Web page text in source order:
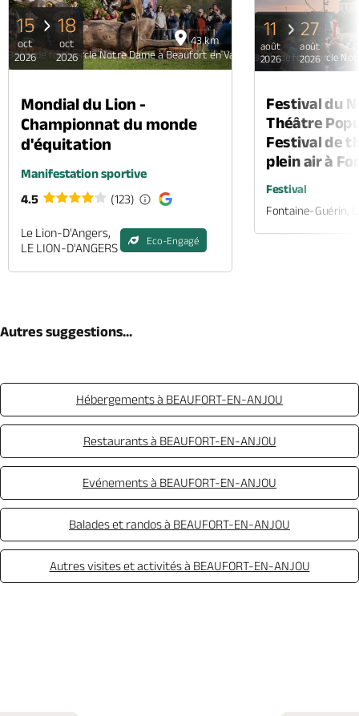
43 km
Boule de fort cercle Notre Dame à Beaufort en Vallée
15
oct
2026
18
oct
2026
Mondial du Lion -
Championnat du monde
d'équitation
Manifestation sportive
4.5
(123)
Le Lion-D'Angers,
LE LION-D'ANGERS
Eco-Engagé
Boule de fort cercle
11
août
2026
27
août
2026
Festival du
Théâtre
Festival de
plein air à
Festival
Fontaine-Guérin,
Autres suggestions...
Hébergements à BEAUFORT-EN-ANJOU
Restaurants à BEAUFORT-EN-ANJOU
Evénements à BEAUFORT-EN-ANJOU
Balades et randos à BEAUFORT-EN-ANJOU
Autres visites et activités à BEAUFORT-EN-ANJOU